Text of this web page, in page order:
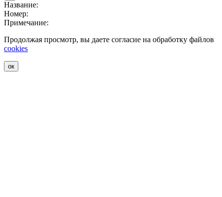
Название:
Номер:
Примечание:
Продолжая просмотр, вы даете согласие на обработку файлов
cookies
ок